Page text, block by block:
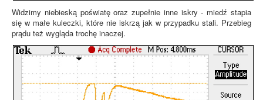
Widzimy niebieską poświatę oraz zupełnie inne iskry - miedź stapia
się w małe kuleczki, które nie iskrzą jak w przypadku stali. Przebieg
prądu też wygląda trochę inaczej.